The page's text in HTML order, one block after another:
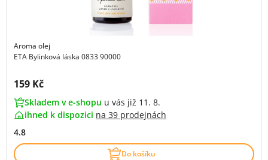
Aroma olej
ETA Bylinková láska 0833 90000
Cena s DPH:
159 Kč
Skladem v e-shopu u vás již 11. 8.
ihned k dispozici na 39 prodejnách
4.8
Do košíku